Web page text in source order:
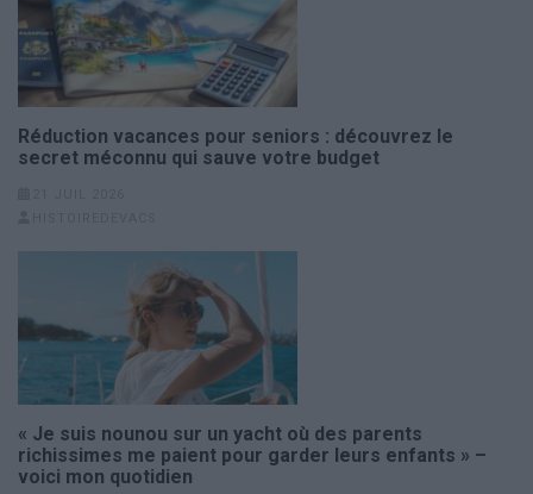
Réduction vacances pour seniors : découvrez le
secret méconnu qui sauve votre budget
« Je suis nounou sur un yacht où des parents
richissimes me paient pour garder leurs enfants » –
voici mon quotidien